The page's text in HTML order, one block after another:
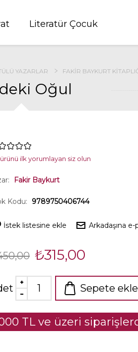
Literatür Çocuk
YAZARLAR FAKIR BAYKURT
Oğul
ilk yorumlayan siz olun
Fakir Baykurt
Kodu: 9789750406744
İstek listesine ekle Arkadaşına
₺315,00
Sepete ekle
TL ve üzeri